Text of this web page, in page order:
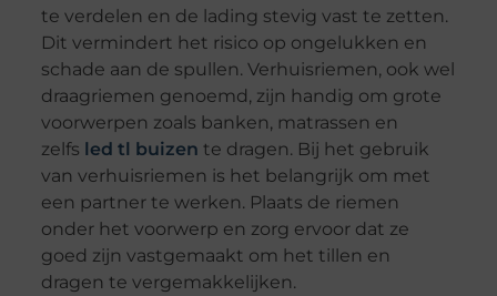
te verdelen en de lading stevig vast te zetten.
Dit vermindert het risico op ongelukken en
schade aan de spullen. Verhuisriemen, ook wel
draagriemen genoemd, zijn handig om grote
voorwerpen zoals banken, matrassen en
zelfs led tl buizen te dragen. Bij het gebruik
van verhuisriemen is het belangrijk om met
een partner te werken. Plaats de riemen
onder het voorwerp en zorg ervoor dat ze
goed zijn vastgemaakt om het tillen en
dragen te vergemakkelijken.